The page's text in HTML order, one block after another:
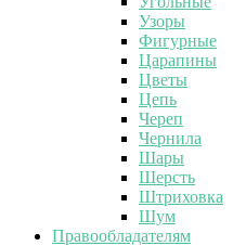
Узоры
Фигурные
Царапины
Цветы
Цепь
Череп
Чернила
Шары
Шерсть
Штриховка
Шум
Правообладателям